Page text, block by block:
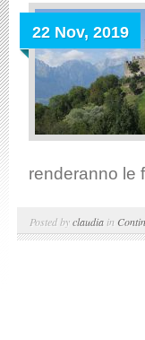
22 Nov, 2019
renderanno le
Posted byclaudia in